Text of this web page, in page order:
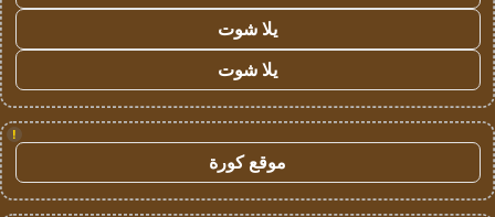
يلا شوت
يلا شوت
!
موقع كورة